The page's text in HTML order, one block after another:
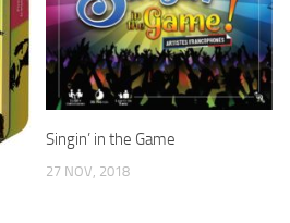
Singin’ in the Game
27 NOV, 2018